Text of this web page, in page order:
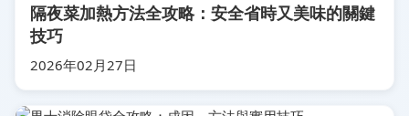
隔夜菜加熱方法全攻略：安全省時又美味的關鍵
技巧
2026年02月27日